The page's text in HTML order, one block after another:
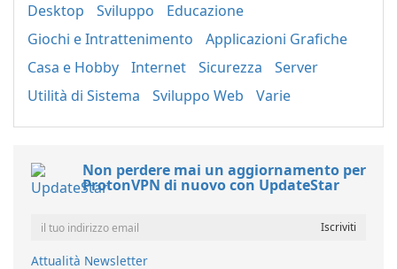
Desktop
Sviluppo
Educazione
Giochi e Intrattenimento
Applicazioni Grafiche
Casa e Hobby
Internet Sicurezza
Server
Utilità di Sistema
Sviluppo Web Varie
Non perdere mai un aggiornamento per
ProtonVPN di nuovo con UpdateStar
Attualità Newsletter